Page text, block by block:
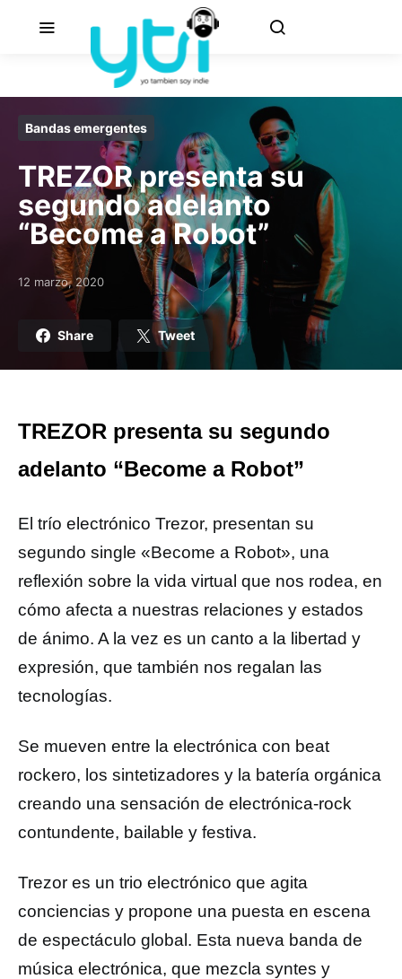
Bandas emergentes
TREZOR presenta su
segundo adelanto
“Become a Robot”
Posted on
12 marzo, 2020
Share Tweet
TREZOR presenta su segundo
adelanto “Become a Robot”
El trío electrónico Trezor, presentan su
segundo single «Become a Robot», una
reflexión sobre la vida virtual que nos rodea, en
cómo afecta a nuestras relaciones y estados
de ánimo. A la vez es un canto a la libertad y
expresión, que también nos regalan las
tecnologías.
Se mueven entre la electrónica con beat
rockero, los sintetizadores y la batería orgánica
creando una sensación de electrónica-rock
contundente, bailable y festiva.
Trezor es un trio electrónico que agita
conciencias y propone una puesta en escena
de espectáculo global. Esta nueva banda de
música electrónica, que mezcla syntes y